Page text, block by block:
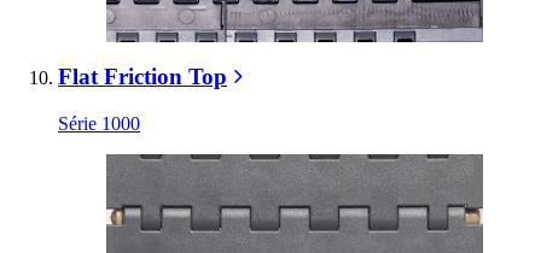
Flat Friction Top
Série 1000